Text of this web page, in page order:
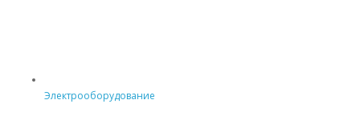
Электрооборудование